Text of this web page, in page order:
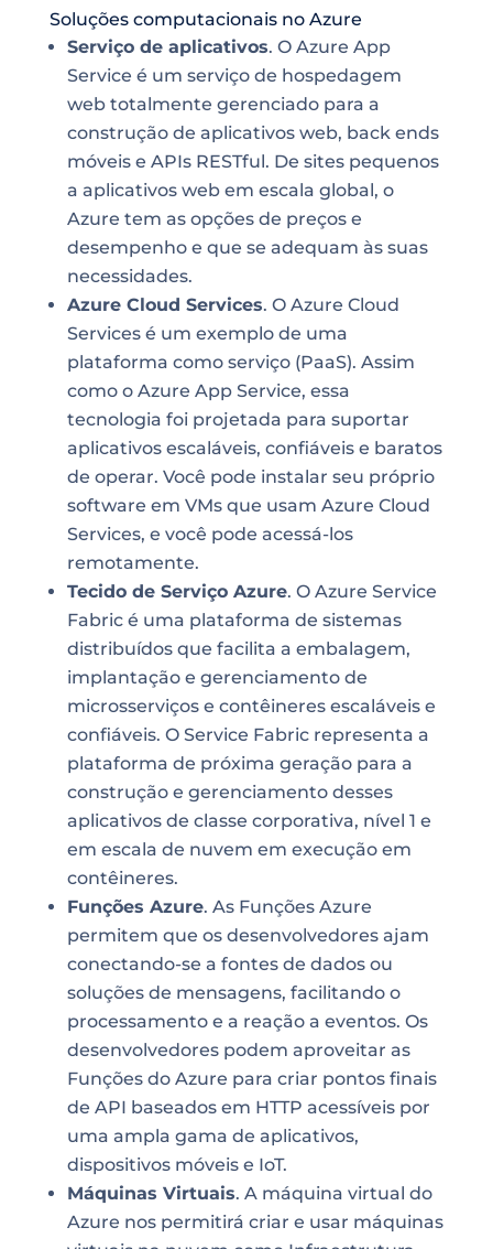
Soluções computacionais no Azure
Serviço de aplicativos. O Azure App
Service é um serviço de hospedagem
web totalmente gerenciado para a
construção de aplicativos web, back ends
móveis e APIs RESTful. De sites pequenos
a aplicativos web em escala global, o
Azure tem as opções de preços e
desempenho e que se adequam às suas
necessidades.
Azure Cloud Services. O Azure Cloud
Services é um exemplo de uma
plataforma como serviço (PaaS). Assim
como o Azure App Service, essa
tecnologia foi projetada para suportar
aplicativos escaláveis, confiáveis e baratos
de operar. Você pode instalar seu próprio
software em VMs que usam Azure Cloud
Services, e você pode acessá-los
remotamente.
Tecido de Serviço Azure. O Azure Service
Fabric é uma plataforma de sistemas
distribuídos que facilita a embalagem,
implantação e gerenciamento de
microsserviços e contêineres escaláveis e
confiáveis. O Service Fabric representa a
plataforma de próxima geração para a
construção e gerenciamento desses
aplicativos de classe corporativa, nível 1 e
em escala de nuvem em execução em
contêineres.
Funções Azure. As Funções Azure
permitem que os desenvolvedores ajam
conectando-se a fontes de dados ou
soluções de mensagens, facilitando o
processamento e a reação a eventos. Os
desenvolvedores podem aproveitar as
Funções do Azure para criar pontos finais
de API baseados em HTTP acessíveis por
uma ampla gama de aplicativos,
dispositivos móveis e IoT.
Máquinas Virtuais. A máquina virtual do
Azure nos permitirá criar e usar máquinas